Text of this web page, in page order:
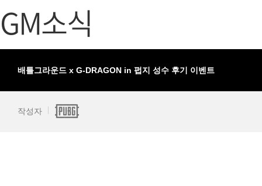
프렌즈팝콘
프렌즈타운
GM소식
배틀그라운드 x G-DRAGON in 펍지 성수 후기 이벤트
작성자